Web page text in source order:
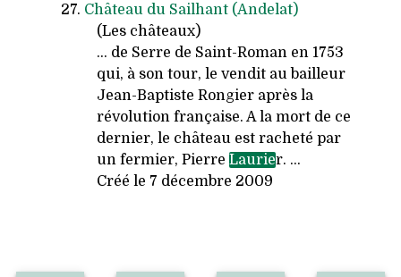
27. Château du Sailhant (Andelat)
(Les châteaux)
... de Serre de Saint-Roman en 1753
qui, à son tour, le vendit au bailleur
Jean-Baptiste Rongier après la
révolution française. A la mort de ce
dernier, le château est racheté par
un fermier, Pierre Laurier. ...
Créé le 7 décembre 2009